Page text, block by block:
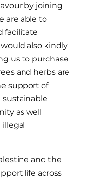
by joining
are able to
facilitate
also kindly
us to purchase
and herbs are
support of
sustainable
as well
and the
life across